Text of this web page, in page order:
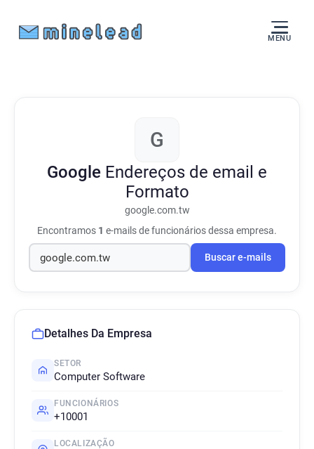
MENU
G
Google Endereços de email e
Formato
google.com.tw
Encontramos 1 e-mails de funcionários dessa empresa.
Buscar e-mails
Detalhes Da Empresa
SETOR
Computer Software
FUNCIONÁRIOS
+10001
LOCALIZAÇÃO